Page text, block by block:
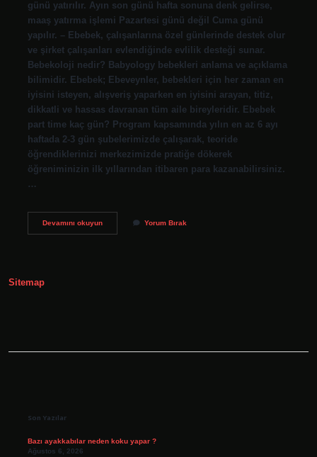
günü yatırılır. Ayın son günü hafta sonuna denk gelirse,
maaş yatırma işlemi Pazartesi günü değil Cuma günü
yapılır. – Ebebek, çalışanlarına özel günlerinde destek olur
ve şirket çalışanları evlendiğinde evlilik desteği sunar.
Bebekoloji nedir? Babyology bebekleri anlama ve açıklama
bilimidir. Ebebek; Ebeveynler, bebekleri için her zaman en
iyisini isteyen, alışveriş yaparken en iyisini arayan, titiz,
dikkatli ve hassas davranan tüm aile bireyleridir. Ebebek
part time kaç gün? Program kapsamında yılın en az 6 ayı
haftada 2-3 gün şubelerimizde çalışarak, teoride
öğrendiklerinizi merkezimizde pratiğe dökerek
öğreniminizin ilk yıllarından itibaren para kazanabilirsiniz.
…
Devamını okuyunBebekolog
Yorum Bırak
Sitemap
Son Yazılar
Bazı ayakkabılar neden koku yapar ?
Ağustos 6, 2026